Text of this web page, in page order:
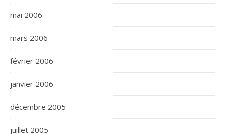
mai 2006
mars 2006
février 2006
janvier 2006
décembre 2005
juillet 2005